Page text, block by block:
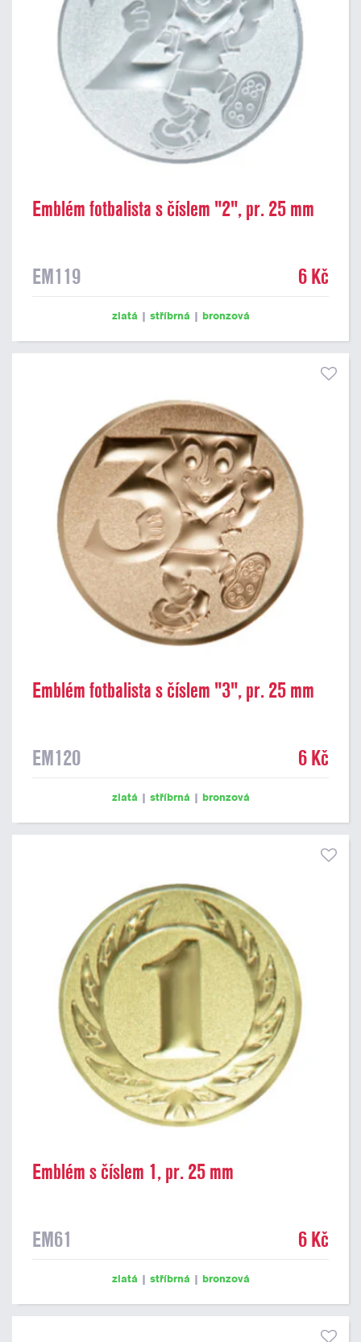
Emblém fotbalista s číslem "2", pr. 25 mm
EM119 6 Kč
zlatá | stříbrná | bronzová
Emblém fotbalista s číslem "3", pr. 25 mm
EM120 6 Kč
zlatá | stříbrná | bronzová
Emblém s číslem 1, pr. 25 mm
EM61 6 Kč
zlatá | stříbrná | bronzová